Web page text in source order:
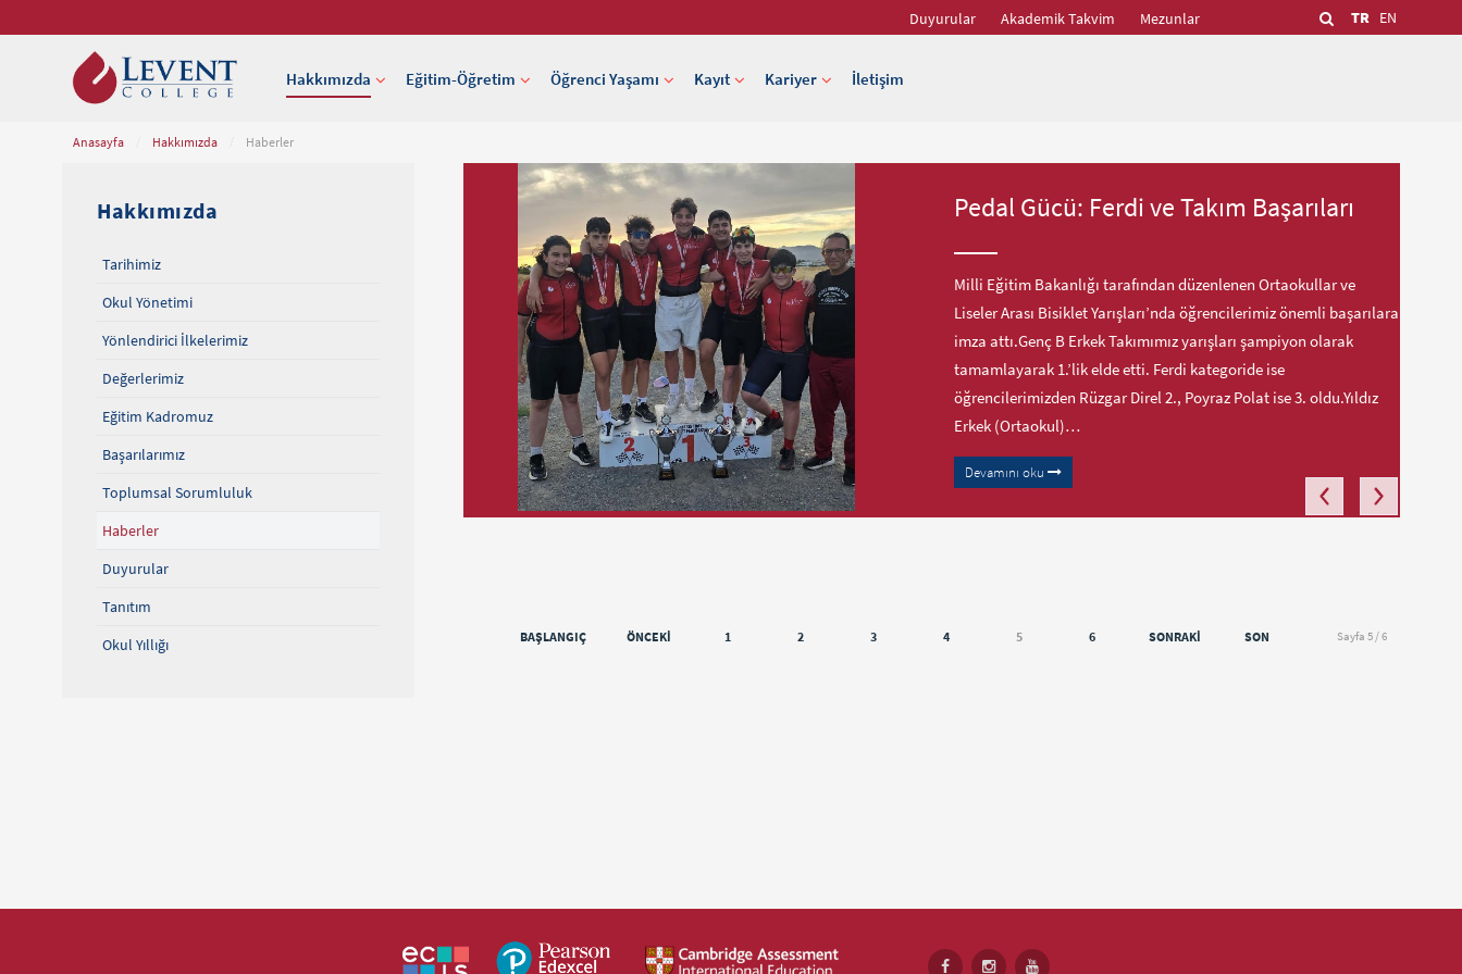
TR EN
Duyurular Akademik Takvim Mezunlar
Hakkımızda Eğitim-Öğretim Öğrenci Yaşamı Kayıt Kariyer İletişim
Anasayfa Hakkımızda Haberler
Pedal Gücü: Ferdi ve Takım Başarıları
Milli Eğitim Bakanlığı tarafından düzenlenen Ortaokullar ve
Liseler Arası Bisiklet Yarışları’nda öğrencilerimiz önemli başarılara
imza attı.Genç B Erkek Takımımız yarışları şampiyon olarak
tamamlayarak 1.’lik elde etti. Ferdi kategoride ise
öğrencilerimizden Rüzgar Direl 2., Poyraz Polat ise 3. oldu.Yıldız
Erkek (Ortaokul)…
Devamını oku
BAŞLANGIÇ ÖNCEKI 1 2 3 4 5 6 SONRAKI SON Sayfa 5 / 6
Hakkımızda
Tarihimiz
Okul Yönetimi
Yönlendirici İlkelerimiz
Değerlerimiz
Eğitim Kadromuz
Başarılarımız
Toplumsal Sorumluluk
Haberler
Duyurular
Tanıtım
Okul Yıllığı